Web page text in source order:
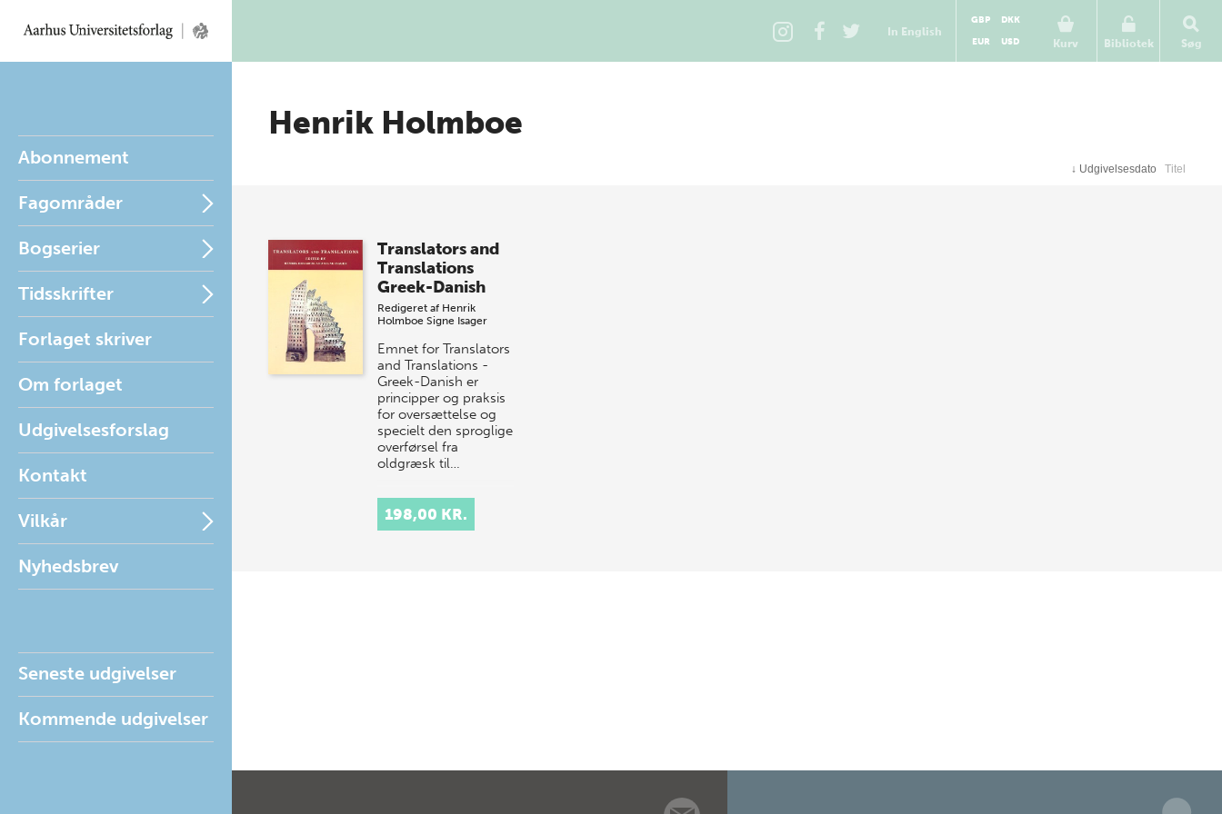
In English
Kurv
GBP
DKK
EUR
USD Bibliotek Søg
Abonnement
Fagområder
Bogserier
Tidsskrifter
Forlaget skriver
Om forlaget
Udgivelsesforslag
Kontakt
Vilkår
Nyhedsbrev
Seneste udgivelser
Kommende udgivelser
Henrik Holmboe
↓ Udgivelsesdato Titel
Translators and
Translations
Greek-Danish
Redigeret af Henrik
Holmboe Signe Isager
Emnet for Translators
and Translations -
Greek-Danish er
principper og praksis
for oversættelse og
specielt den sproglige
overførsel fra
oldgræsk til…
198,00 KR.